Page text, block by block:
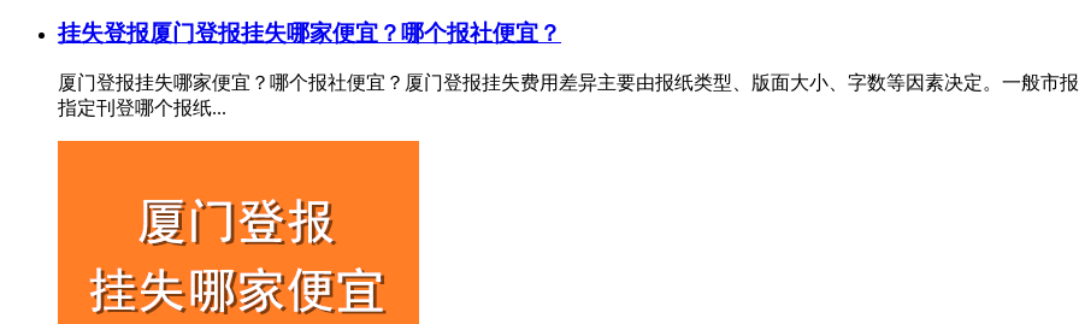
挂失登报厦门登报挂失哪家便宜？哪个报社便宜？
厦门登报挂失哪家便宜？哪个报社便宜？厦门登报挂失费用差异主要由报纸类型、版面大小、字数等因素决定。一般市
指定刊登哪个报纸...